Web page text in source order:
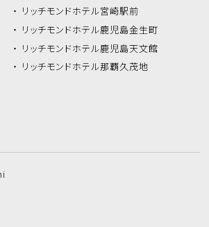
リッチモンドホテル宮崎駅前
リッチモンドホテル鹿児島金生町
リッチモンドホテル鹿児島天文館
リッチモンドホテル那覇久茂地